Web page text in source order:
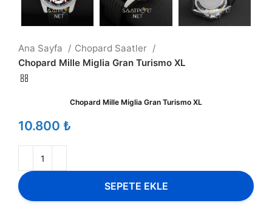
Ana Sayfa
Chopard Saatler
Chopard Mille Miglia Gran Turismo XL
Chopard Mille Miglia Gran Turismo XL
₺
SEPETE EKLE